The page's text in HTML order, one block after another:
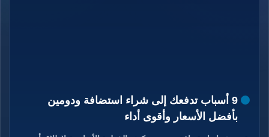
9 أسباب تدفعك إلى شراء استضافة ودومين
بأفضل الأسعار وأقوى أداء